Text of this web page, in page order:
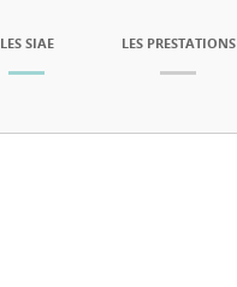
LES SIAE LES PRESTATIONS